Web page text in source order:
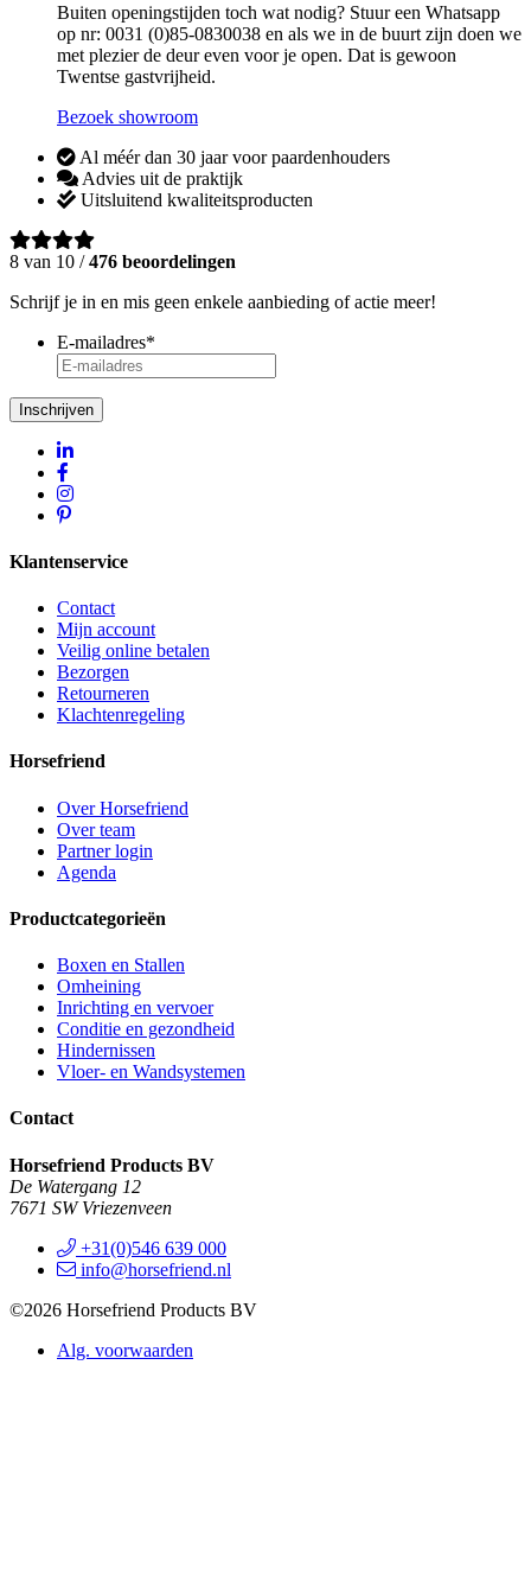
Buiten openingstijden toch wat nodig? Stuur een Whatsapp
op nr: 0031 (0)85-0830038 en als we in de buurt zijn doen we
met plezier de deur even voor je open. Dat is gewoon
Twentse gastvrijheid.
Bezoek showroom
Al méér dan 30 jaar voor paardenhouders
Advies uit de praktijk
Uitsluitend kwaliteitsproducten
8 van 10 /476 beoordelingen
Schrijf je in en mis geen enkele aanbieding of actie meer!
E-mailadres*
Inschrijven
Klantenservice
Contact
Mijn account
Veilig online betalen
Bezorgen
Retourneren
Klachtenregeling
Horsefriend
Over Horsefriend
Over team
Partner login
Agenda
Productcategorieën
Boxen en Stallen
Omheining
Inrichting en vervoer
Conditie en gezondheid
Hindernissen
Vloer- en Wandsystemen
Contact
Horsefriend Products BV
De Watergang 12
7671 SW Vriezenveen
+31(0)546 639 000
info@horsefriend.nl
©2026 Horsefriend Products BV
Alg. voorwaarden